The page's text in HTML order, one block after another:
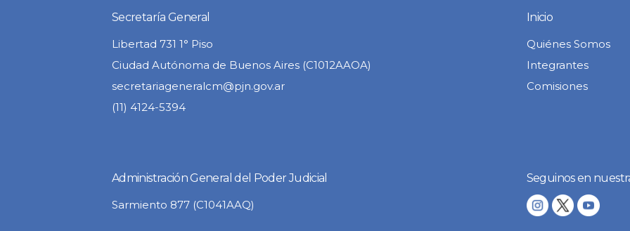
Secretaría General
Libertad 731 1° Piso
Ciudad Autónoma de Buenos Aires (C1012AAOA)
secretariageneralcm@pjn.gov.ar
(11) 4124-5394
Inicio
Quiénes Somos
Integrantes
Comisiones
Administración General del Poder Judicial
Sarmiento 877 (C1041AAQ)
Seguinos en